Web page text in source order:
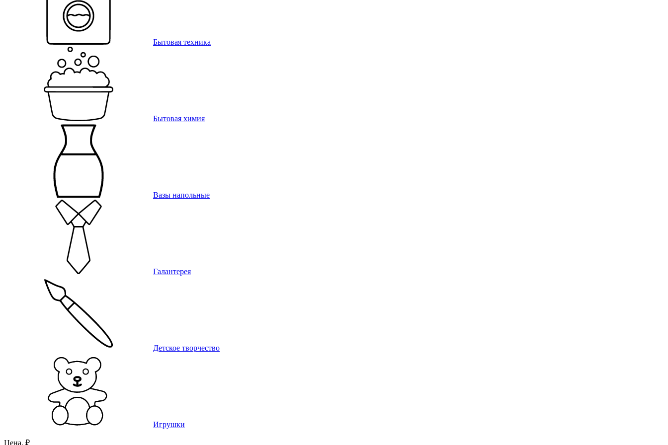
Бытовая техника
Бытовая химия
Вазы напольные
Галантерея
Детское творчество
Игрушки
Цена, ₽